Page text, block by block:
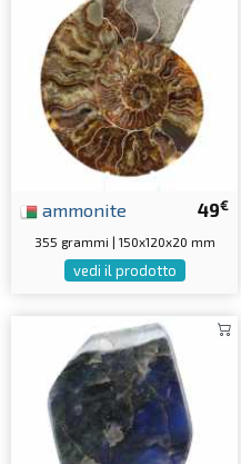
49€
ammonite
355 grammi | 150x120x20 mm
vedi il prodotto